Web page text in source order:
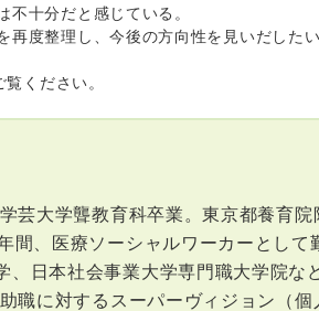
十分だと感じている。
度整理し、今後の方向性を見いだしたい
覧ください。
芸大学聾教育科卒業。東京都養育院
間、医療ソーシャルワーカーとして
、日本社会事業大学専門職大学院な
職に対するスーパーヴィジョン（個